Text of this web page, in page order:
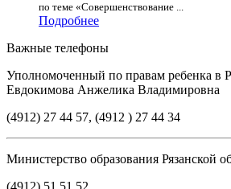
по теме «Совершенствование ...
Подробнее
Важные телефоны
Уполномоченный по правам ребенка в
Евдокимова Анжелика Владимировна
(4912) 27 44 57, (4912 ) 27 44 34
Министерство образования Рязанской